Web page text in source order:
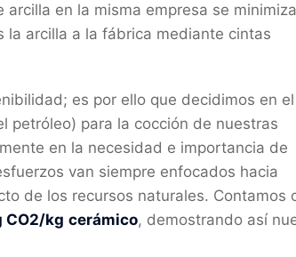
en la misma empresa se
la arcilla a la fábrica mediante cintas
es por ello que decidimos en
petróleo) para la cocción de nuestras
en la necesidad e importancia de
van siempre enfocados hacia
de los recursos naturales. Contamos
CO2/kg cerámico, demostrando así